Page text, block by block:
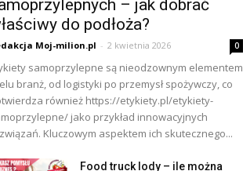
– jak dobrać
do podłoża?
Moj-milion.pl - 2 kwietnia 2026 0
samoprzylepne są nieodzownym elementem
branż, od logistyki po przemysł spożywczy, co
również https://etykiety.pl/etykiety-
jako przykład innowacyjnych
Kluczowym aspektem ich skutecznego...
Food truck lody – ile można